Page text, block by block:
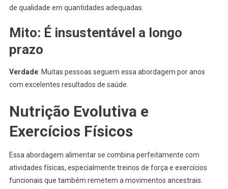
de qualidade em quantidades adequadas.
Mito: É insustentável a longo
prazo
Verdade: Muitas pessoas seguem essa abordagem por anos
com excelentes resultados de saúde.
Nutrição Evolutiva e
Exercícios Físicos
Essa abordagem alimentar se combina perfeitamente com
atividades físicas, especialmente treinos de força e exercícios
funcionais que também remetem a movimentos ancestrais.